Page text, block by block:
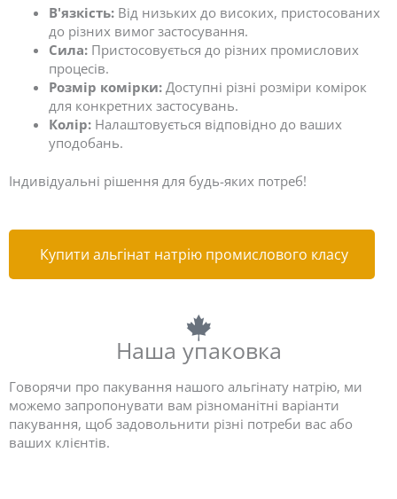
ğ
e
r
e
n
d
i
В'язкість: Від низьких до високих, пристосованих
до різних вимог застосування.
Сила: Пристосовується до різних промислових
процесів.
Розмір комірки: Доступні різні розміри комірок
для конкретних застосувань.
Колір: Налаштовується відповідно до ваших
уподобань.
Індивідуальні рішення для будь-яких потреб!
Купити альгінат натрію промислового класу
Наша упаковка
Говорячи про пакування нашого альгінату натрію, ми
можемо запропонувати вам різноманітні варіанти
пакування, щоб задовольнити різні потреби вас або
ваших клієнтів.